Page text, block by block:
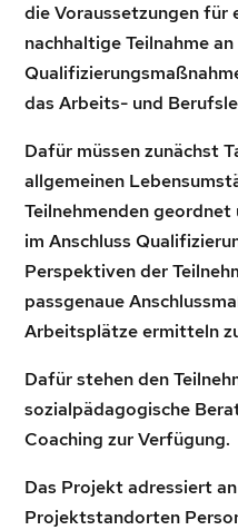
die Voraussetzungen für
nachhaltige Teilnahme
das Arbeits- und
Dafür müssen zunächst
allgemeinen
Teilnehmenden
im Anschluss
Perspektiven der
passgenaue
Arbeitsplätze ermitteln
Dafür stehen den
sozialpädagogische
Coaching zur Verfügung.
Das Projekt adressiert
Projektstandorten